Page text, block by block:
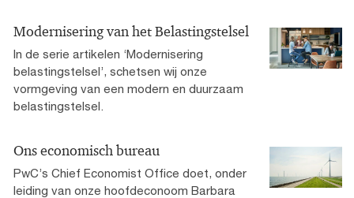
Modernisering van het Belastingstelsel
In de serie artikelen ‘Modernisering
belastingstelsel’, schetsen wij onze
vormgeving van een modern en duurzaam
belastingstelsel.
Ons economisch bureau
PwC’s Chief Economist Office doet, onder
leiding van onze hoofdeconoom Barbara